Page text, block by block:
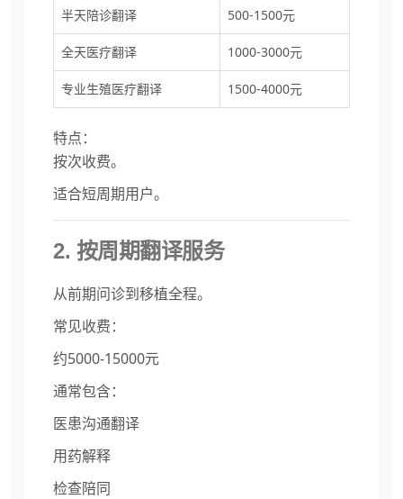
半天陪诊翻译 500-1500元
全天医疗翻译 1000-3000元
专业生殖医疗翻译 1500-4000元
特点：
按次收费。
适合短周期用户。
2. 按周期翻译服务
从前期问诊到移植全程。
常见收费：
约5000-15000元
通常包含：
医患沟通翻译
用药解释
检查陪同